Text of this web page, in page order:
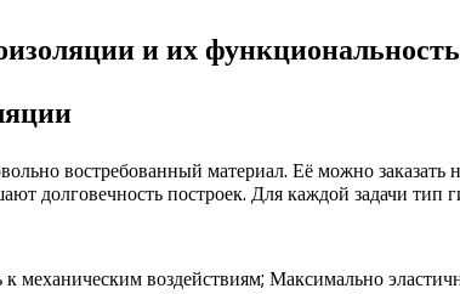
востребованный материал. Её можно
долговечность построек. Для каждой задачи тип
механическим воздействиям; Максимально